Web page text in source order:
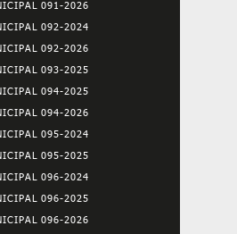
091-2026
092-2024
092-2026
093-2025
094-2025
094-2026
095-2024
095-2025
096-2024
096-2025
096-2026